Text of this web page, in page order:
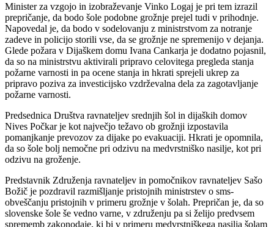
Minister za vzgojo in izobraževanje Vinko Logaj je pri tem izrazil
prepričanje, da bodo šole podobne grožnje prejel tudi v prihodnje.
Napovedal je, da bodo v sodelovanju z ministrstvom za notranje
zadeve in policijo storili vse, da se grožnje ne spremenijo v dejanja.
Glede požara v Dijaškem domu Ivana Cankarja je dodatno pojasnil,
da so na ministrstvu aktivirali pripravo celovitega pregleda stanja
požarne varnosti in pa ocene stanja in hkrati sprejeli ukrep za
pripravo poziva za investicijsko vzdrževalna dela za zagotavljanje
požarne varnosti.
Predsednica Društva ravnateljev srednjih šol in dijaških domov
Nives Počkar je kot največjo težavo ob grožnji izpostavila
pomanjkanje prevozov za dijake po evakuaciji. Hkrati je opomnila,
da so šole bolj nemočne pri odzivu na medvrstniško nasilje, kot pri
odzivu na groženje.
Predstavnik Združenja ravnateljev in pomočnikov ravnateljev Sašo
Božič je pozdravil razmišljanje pristojnih ministrstev o sms-
obveščanju pristojnih v primeru grožnje v šolah. Prepričan je, da so
slovenske šole še vedno varne, v združenju pa si želijo predvsem
sprememb zakonodaje, ki bi v primeru medvrstniškega nasilja šolam